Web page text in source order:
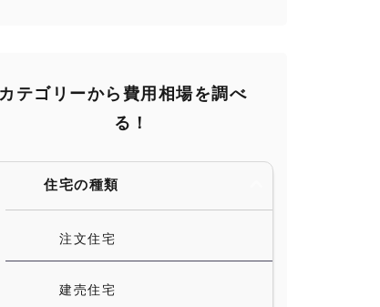
カテゴリーから費用相場を調べ
る！
住宅の種類
注文住宅
建売住宅